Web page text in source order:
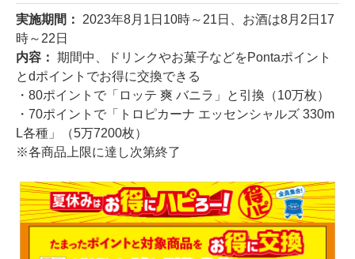
実施期間： 2023年8月1日10時～21日、お酒は8月2日17
時～22日
内容： 期間中、ドリンクやお菓子などをPontaポイント
とdポイントでお得に交換できる
・80ポイントで「ロッテ 爽 バニラ」と引換（10万枚）
・70ポイントで「トロピカーナ エッセンシャルズ 330m
L各種」（5万7200枚）
※各商品上限に達し次第終了